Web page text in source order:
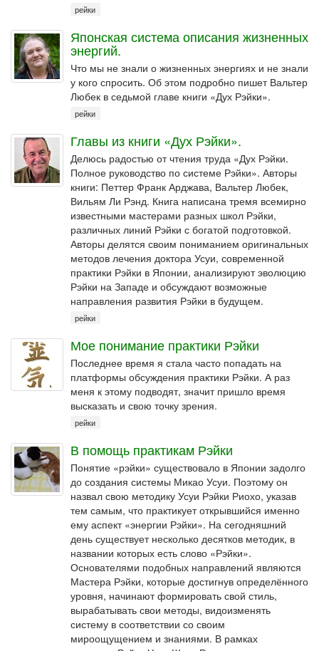
рейки
Японская система описания жизненных
энергий.
Что мы не знали о жизненных энергиях и не знали
у кого спросить. Об этом подробно пишет Вальтер
Любек в седьмой главе книги «Дух Рэйки».
рейки
Главы из книги «Дух Рэйки».
Делюсь радостью от чтения труда «Дух Рэйки.
Полное руководство по системе Рэйки». Авторы
книги: Петтер Франк Арджава, Вальтер Любек,
Вильям Ли Рэнд. Книга написана тремя всемирно
известными мастерами разных школ Рэйки,
различных линий Рэйки с богатой подготовкой.
Авторы делятся своим пониманием оригинальных
методов лечения доктора Усуи, современной
практики Рэйки в Японии, анализируют эволюцию
Рэйки на Западе и обсуждают возможные
направления развития Рэйки в будущем.
рейки
Мое понимание практики Рэйки
Последнее время я стала часто попадать на
платформы обсуждения практики Рэйки. А раз
меня к этому подводят, значит пришло время
высказать и свою точку зрения.
рейки
В помощь практикам Рэйки
Понятие «рэйки» существовало в Японии задолго
до создания системы Микао Усуи. Поэтому он
назвал свою методику Усуи Рэйки Риохо, указав
тем самым, что практикует открывшийся именно
ему аспект «энергии Рэйки». На сегодняшний
день существует несколько десятков методик, в
названии которых есть слово «Рэйки».
Основателями подобных направлений являются
Мастера Рэйки, которые достигнув определённого
уровня, начинают формировать свой стиль,
вырабатывать свои методы, видоизменять
систему в соответствии со своим
мироощущением и знаниями. В рамках